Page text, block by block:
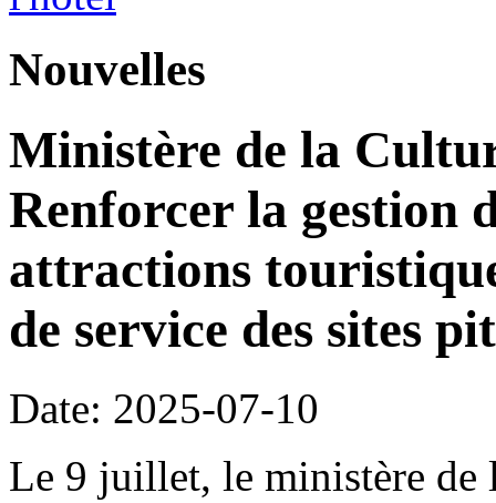
Nouvelles
Ministère de la
Renforcer la gestion
attractions
de service des sites
Date: 2025-07-10
Le 9 juillet, le ministère de